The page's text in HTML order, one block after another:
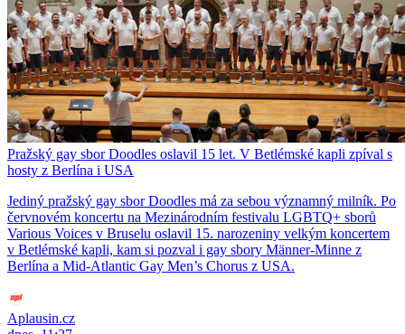
Pražský gay sbor Doodles oslavil 15 let. V Betlémské kapli zpíval s
hosty z Berlína i USA
Jediný pražský gay sbor Doodles má za sebou významný milník. Po
červnovém koncertu na Mezinárodním festivalu LGBTQ+ sborů
Various Voices v Bruselu oslavil 15. narozeniny velkým koncertem
v Betlémské kapli, kam si pozval i gay sbory Männer-Minne z
Berlína a Mid-Atlantic Gay Men’s Chorus z USA.
Aplausin.cz